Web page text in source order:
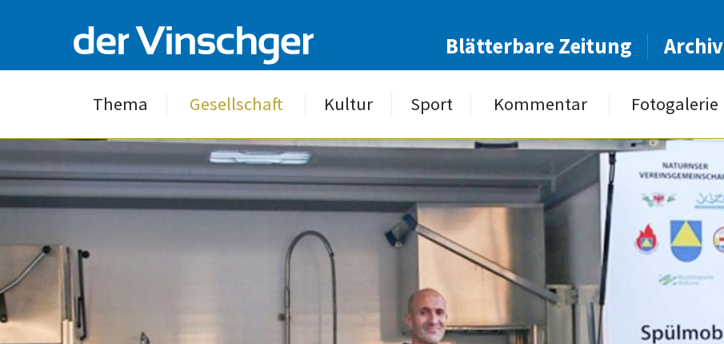
Blätterbare Zeitung Archiv
Thema Gesellschaft Kultur Sport Kommentar Fotogalerie